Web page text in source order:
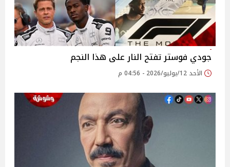
جودي فوستر تفتح النار على هذا النجم
الأحد 12/يوليو/2026 - 04:56 م